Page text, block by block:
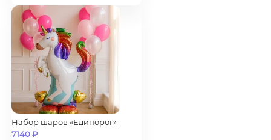
Набор шаров «Единорог»
7140₽